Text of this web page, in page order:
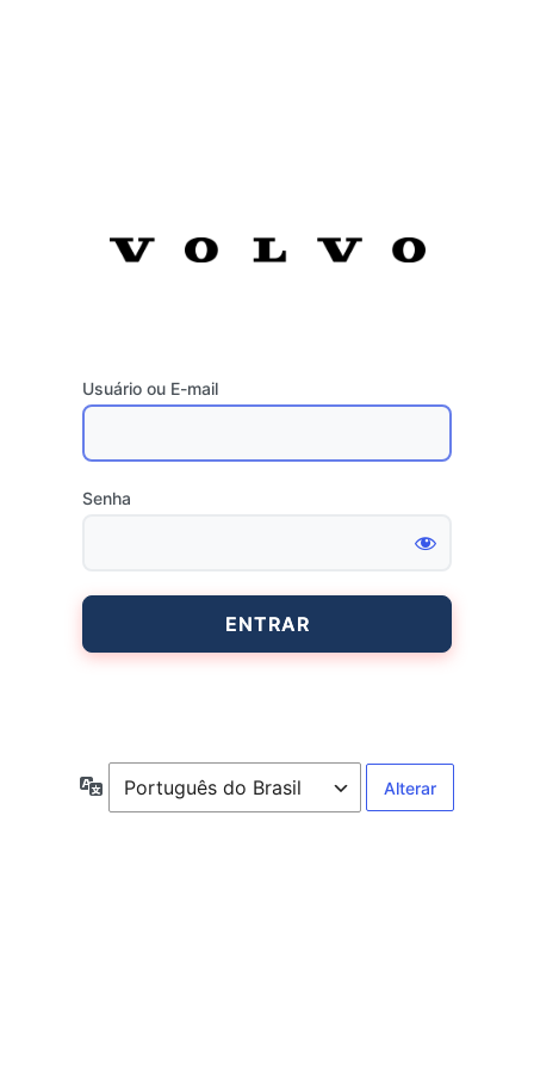
Usuário ou E-mail
Senha
Idioma